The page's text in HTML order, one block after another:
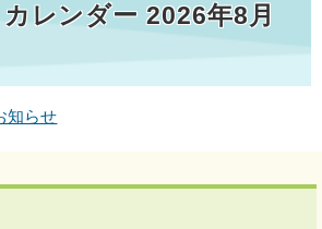
レンダー 2026年8月
知らせ